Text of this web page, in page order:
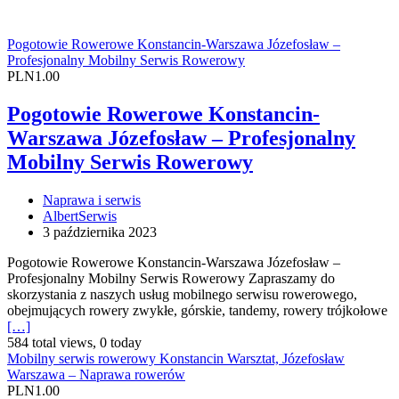
Pogotowie Rowerowe Konstancin-Warszawa Józefosław –
Profesjonalny Mobilny Serwis Rowerowy
PLN1.00
Pogotowie Rowerowe Konstancin-
Warszawa Józefosław – Profesjonalny
Mobilny Serwis Rowerowy
Naprawa i serwis
AlbertSerwis
3 października 2023
Pogotowie Rowerowe Konstancin-Warszawa Józefosław –
Profesjonalny Mobilny Serwis Rowerowy Zapraszamy do
skorzystania z naszych usług mobilnego serwisu rowerowego,
obejmujących rowery zwykłe, górskie, tandemy, rowery trójkołowe
[…]
584 total views, 0 today
Mobilny serwis rowerowy Konstancin Warsztat, Józefosław
Warszawa – Naprawa rowerów
PLN1.00